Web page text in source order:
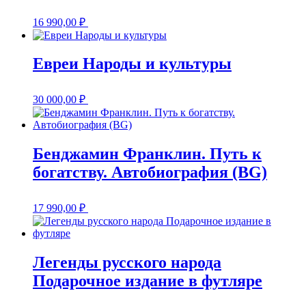
16 990,00 ₽
Евреи Народы и культуры
30 000,00 ₽
Бенджамин Франклин. Путь к
богатству. Автобиография (BG)
17 990,00 ₽
Легенды русского народа
Подарочное издание в футляре